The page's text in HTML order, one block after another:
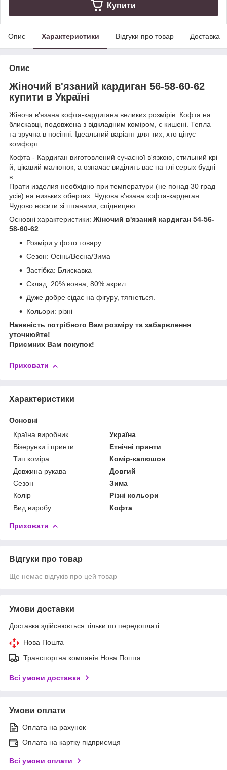
Купити
Опис Характеристики Відгуки про товар Доставка
Опис
Жіночий в'язаний кардиган 56-58-60-62
купити в Україні
Жіноча в'язана кофта-кардигана великих розмірів. Кофта на
блискавці, подовжена з відкладним коміром, є кишені. Тепла
та зручна в носінні. Ідеальний варіант для тих, хто цінує
комфорт.
Кофта - Кардиган виготовлений сучасної в'язкою, стильний крі
й, цікавий малюнок, а означає виділить вас на тлі серых будні
в.
Прати изделия необхідно при температури (не понад 30 град
усів) на низьких обертах. Чудова в'язана кофта-кардеган.
Чудово носити зі штанами, спідницею.
Основні характеристики: Жіночий в'язаний кардиган 54-56-
58-60-62
Розміри у фото товару
Сезон: Осінь/Весна/Зима
Застібка: Блискавка
Склад: 20% вовна, 80% акрил
Дуже добре сідає на фігуру, тягнеться.
Кольори: різні
Наявність потрібного Вам розміру та забарвлення
уточнюйте!
Приємних Вам покупок!
Приховати
Характеристики
Основні
Країна виробник
Україна
Візерунки і принти
Етнічні принти
Тип коміра
Комір-капюшон
Довжина рукава
Довгий
Сезон
Зима
Колір
Різні кольори
Вид виробу
Кофта
Приховати
Відгуки про товар
Ще немає відгуків про цей товар
Умови доставки
Доставка здійснюється тільки по передоплаті.
Нова Пошта
Транспортна компанія Нова Пошта
Всі умови доставки
Умови оплати
Оплата на рахунок
Оплата на картку підприємця
Всі умови оплати